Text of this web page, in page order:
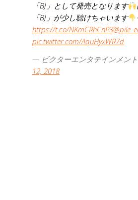
「BJ」として発売となります
「BJ」が少し聴けちゃいます
https://t.co/NKmCRhCnP3
pic.twitter.com/AquHyxWR7d
— ビクターエンタテインメント
12, 2018